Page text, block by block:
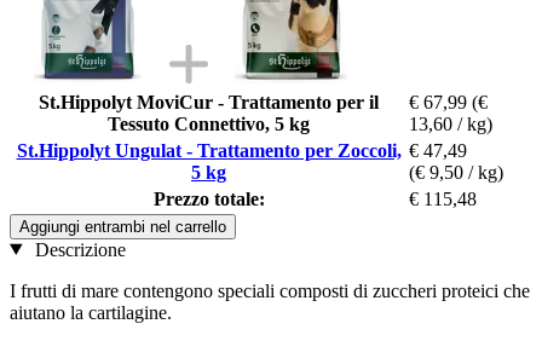
St.Hippolyt MoviCur - Trattamento per il
Tessuto Connettivo, 5 kg
€ 67,99 (€
13,60 / kg)
St.Hippolyt Ungulat - Trattamento per Zoccoli,
5 kg
€ 47,49
(€ 9,50 / kg)
Prezzo totale:
€ 115,48
Aggiungi entrambi nel carrello
Descrizione
I frutti di mare contengono speciali composti di zuccheri proteici che
aiutano la cartilagine.